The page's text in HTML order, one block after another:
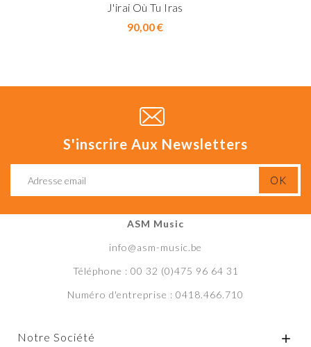
J'irai Où Tu Iras
90,00 €Prix
S'inscrire Aux Newsletters
ASM Music
info@asm-music.be
Téléphone : 00 32 (0)475 96 64 31
Numéro d'entreprise : 0418.466.710
Notre Société 